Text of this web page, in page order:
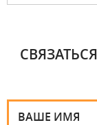
ВАШЕ ИМЯ